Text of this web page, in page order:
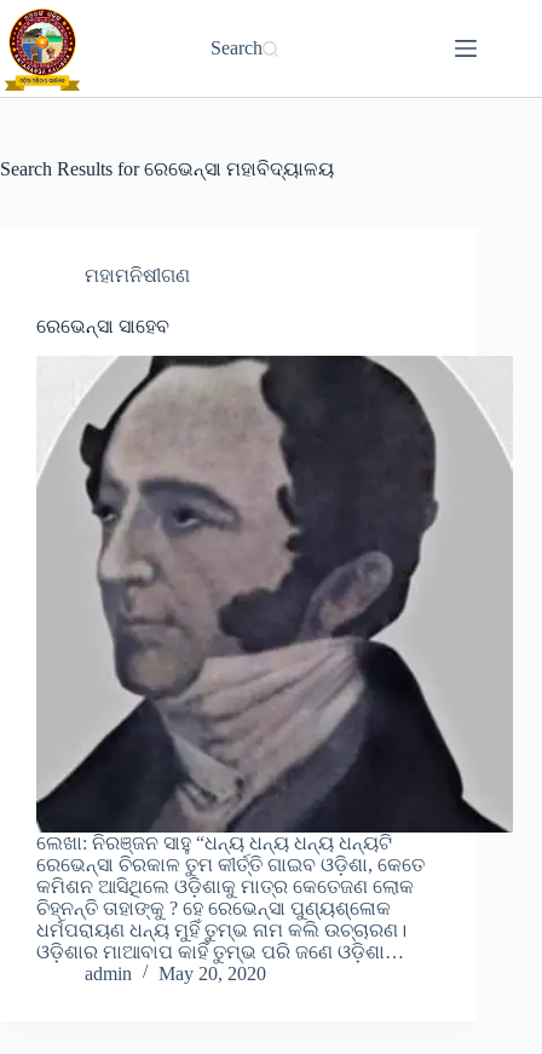
Skip
to
content
Search
Search Results for ରେଭେନ୍ସା ମହାବିଦ୍ୟାଳୟ
ମହାମନିଷୀଗଣ
ରେଭେନ୍ସା ସାହେବ
ଲେଖା: ନିରଞ୍ଜନ ସାହୁ “ଧନ୍ୟ ଧନ୍ୟ ଧନ୍ୟ ଧନ୍ୟଟି
ରେଭେନ୍ସା ଚିରକାଳ ତୁମ କୀର୍ତ୍ତି ଗାଇବ ଓଡ଼ିଶା, କେତେ
କମିଶନ ଆସିଥିଲେ ଓଡ଼ିଶାକୁ ମାତ୍ର କେତେଜଣ ଲୋକ
ଚିହ୍ନନ୍ତି ତାହାଙ୍କୁ ? ହେ ରେଭେନ୍ସା ପୁଣ୍ୟଶ୍ଳୋକ
ଧର୍ମପରାୟଣ ଧନ୍ୟ ମୁହିଁ ତୁମ୍ଭ ନାମ କଲି ଉଚ୍ଚାରଣ।
ଓଡ଼ିଶାର ମାଆବାପ କାହିଁ ତୁମ୍ଭ ପରି ଜଣେ ଓଡ଼ିଶା…
admin
May 20, 2020